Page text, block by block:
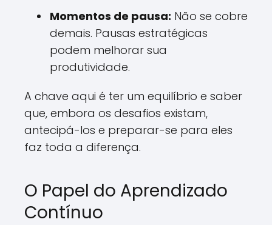
Momentos de pausa: Não se cobre
demais. Pausas estratégicas
podem melhorar sua
produtividade.
A chave aqui é ter um equilíbrio e saber
que, embora os desafios existam,
antecipá-los e preparar-se para eles
faz toda a diferença.
O Papel do Aprendizado
Contínuo